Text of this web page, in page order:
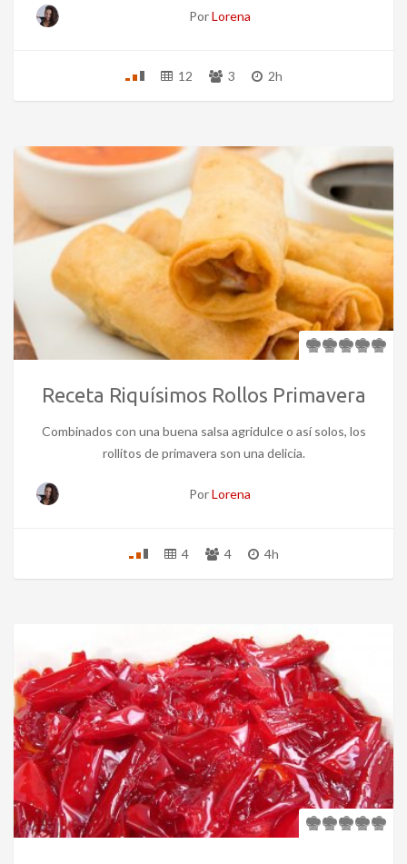
PorLorena
12 3 2h
Receta Riquísimos Rollos Primavera
Combinados con una buena salsa agridulce o así solos, los
rollitos de primavera son una delicia.
PorLorena
4 4 4h